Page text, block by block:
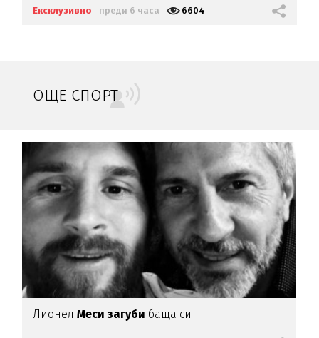
Ексклузивно преди 6 часа 6604
ОЩЕ СПОРТ
Лионел Меси загуби баща си